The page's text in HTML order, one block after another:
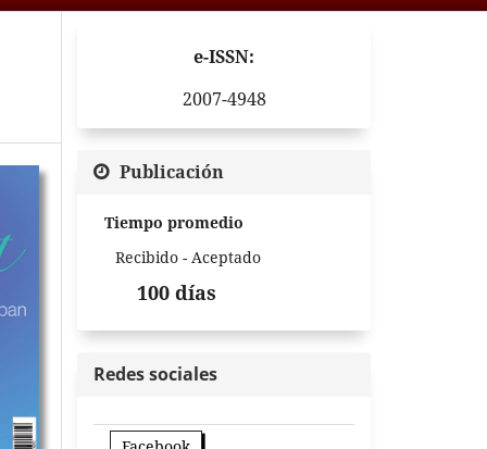
e-ISSN:
2007-4948
Publicación
Tiempo promedio
Recibido - Aceptado
100 días
Redes sociales